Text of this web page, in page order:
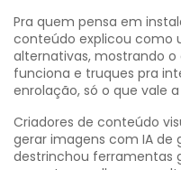
Pra quem pensa em
conteúdo explicou como
alternativas, mostrando
funciona e truques pra
enrolação, só o que vale
Criadores de conteúdo
gerar imagens com IA de
destrinchou ferramentas